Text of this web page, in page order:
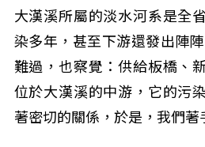
大漢溪所屬的淡水河系是全
染多年，甚至下游還發出陣
難過，也察覺：供給板橋、
位於大漢溪的中游，它的污
著密切的關係，於是，我們著